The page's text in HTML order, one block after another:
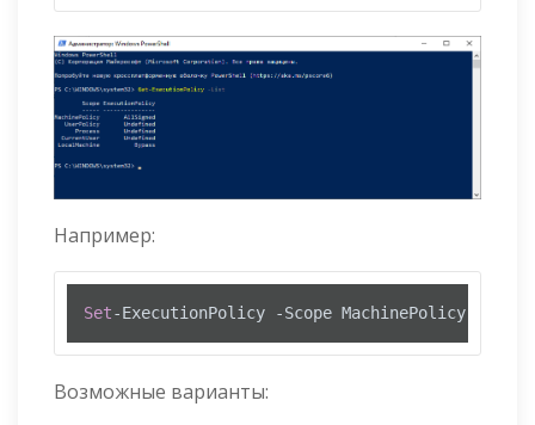
Например:
Set-ExecutionPolicy -Scope MachinePolicy -
Возможные варианты: